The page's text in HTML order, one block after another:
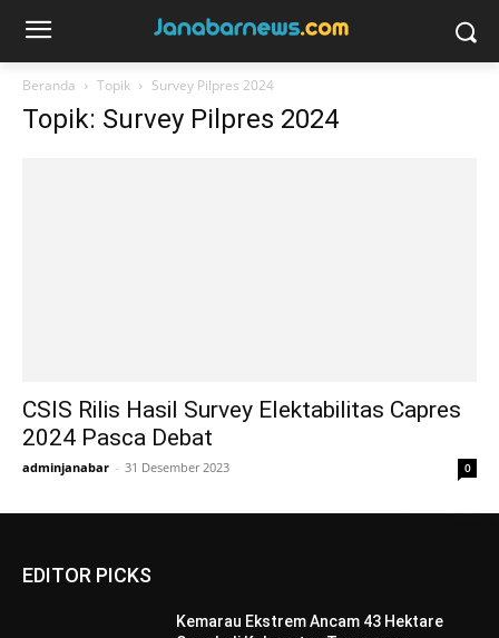
Beranda Topik Survey Pilpres 2024
Topik: Survey Pilpres 2024
CSIS Rilis Hasil Survey Elektabilitas Capres
2024 Pasca Debat
adminjanabar - 31 Desember 2023 0
EDITOR PICKS
Kemarau Ekstrem Ancam 43 Hektare